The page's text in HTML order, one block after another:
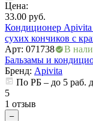
Цена:
33.00 руб.
Кондиционер
сухих кончиков с
Арт: 071738
В
Бальзамы и
Бренд: Apivita
По РБ – до 5 раб.
5
1 отзыв
–